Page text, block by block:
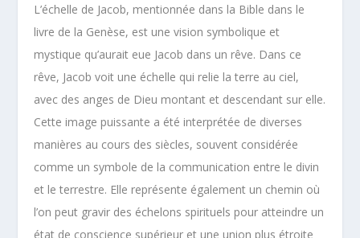
L’échelle de Jacob, mentionnée dans la Bible dans le
livre de la Genèse, est une vision symbolique et
mystique qu’aurait eue Jacob dans un rêve. Dans ce
rêve, Jacob voit une échelle qui relie la terre au ciel,
avec des anges de Dieu montant et descendant sur elle.
Cette image puissante a été interprétée de diverses
manières au cours des siècles, souvent considérée
comme un symbole de la communication entre le divin
et le terrestre. Elle représente également un chemin où
l’on peut gravir des échelons spirituels pour atteindre un
état de conscience supérieur et une union plus étroite